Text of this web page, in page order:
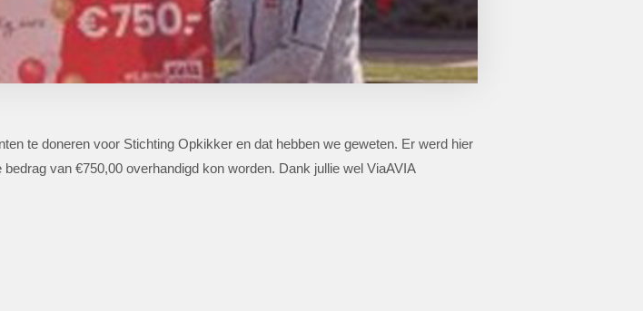
te doneren voor Stichting Opkikker en dat hebben we geweten. Er werd hier
van €750,00 overhandigd kon worden. Dank jullie wel ViaAVIA